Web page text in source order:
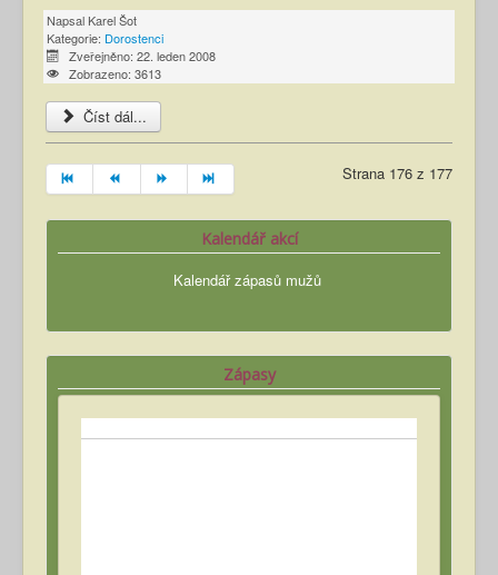
Napsal Karel Šot
Kategorie: Dorostenci
Zveřejněno: 22. leden 2008
Zobrazeno: 3613
Číst dál...
Strana 176 z 177
Kalendář akcí
Kalendář zápasů mužů
Zápasy